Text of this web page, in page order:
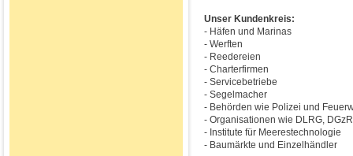
Unser Kundenkreis:
- Häfen und Marinas
- Werften
- Reedereien
- Charterfirmen
- Servicebetriebe
- Segelmacher
- Behörden wie Polizei und
- Organisationen wie DLRG,
- Institute für Meerestechnologie
- Baumärkte und Einzelhändler